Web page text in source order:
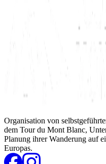
Organisation von
dem Tour du Mont Blanc,
Planung ihrer Wanderung auf
Europas.